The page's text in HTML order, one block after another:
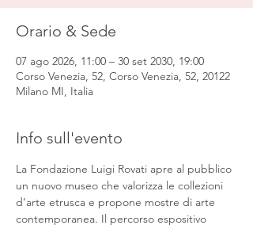
Orario & Sede
07 ago 2026, 11:00 – 30 set 2030, 19:00
Corso Venezia, 52, Corso Venezia, 52, 20122
Milano MI, Italia
Info sull'evento
La Fondazione Luigi Rovati apre al pubblico
un nuovo museo che valorizza le collezioni
d’arte etrusca e propone mostre di arte
contemporanea. Il percorso espositivo